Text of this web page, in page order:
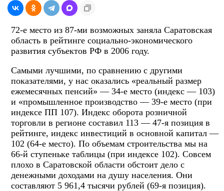
72-е место из 87-ми возможных заняла Саратовская
область в рейтинге социально-экономического
развития субъектов РФ в 2006 году.
Самыми лучшими, по сравнению с другими
показателями, у нас оказались «реальный размер
ежемесячных пенсий» — 34-е место (индекс — 103)
и «промышленное производство — 39-е место (при
индексе ПП 107). Индекс оборота розничной
торговли в регионе составил 113 — 47-я позиция в
рейтинге, индекс инвестиций в основной капитал —
102 (64-е место). По объемам строительства мы на
66-й ступеньке таблицы (при индексе 102). Совсем
плохо в Саратовской области обстоит дело с
денежными доходами на душу населения. Они
составляют 5 961,4 тысячи рублей (69-я позиция).